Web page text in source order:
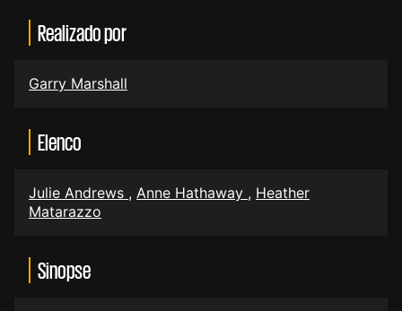
Realizado por
Garry Marshall
Elenco
Julie Andrews , Anne Hathaway , Heather
Matarazzo
Sinopse